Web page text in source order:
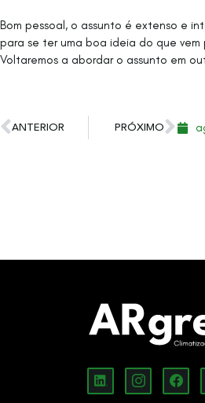
Bom pessoal, o assunto é extenso e
para se ter uma boa ideia do que vem
Voltaremos a abordar o assunto em
ANTERIOR PRÓXIMO